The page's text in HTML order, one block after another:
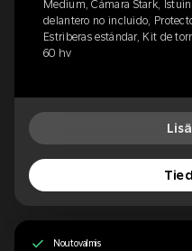
Medium, Cámara Stark,
delantero no incluido,
Estriberas estándar, Kit de
60 hv
Noutovalmis